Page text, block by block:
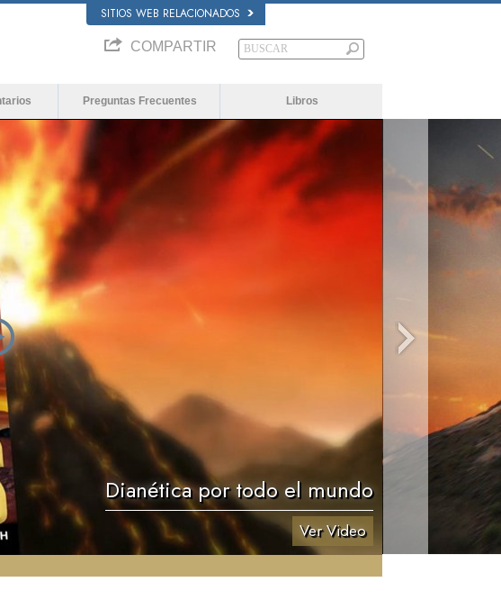
SITIOS WEB RELACIONADOS
COMPARTIR
Preguntas Frecuentes Libros
Dianética por todo el mundo
Ver Video